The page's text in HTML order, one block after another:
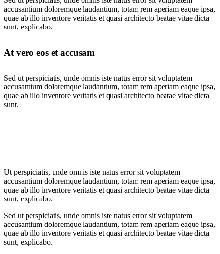
accusantium doloremque laudantium, totam rem aperiam eaque ipsa,
quae ab illo inventore veritatis et quasi architecto beatae vitae dicta
sunt, explicabo.
At vero eos et accusam
Sed ut perspiciatis, unde omnis iste natus error sit voluptatem
accusantium doloremque laudantium, totam rem aperiam eaque ipsa,
quae ab illo inventore veritatis et quasi architecto beatae vitae dicta
sunt.
Ut perspiciatis, unde omnis iste natus error sit voluptatem
accusantium doloremque laudantium, totam rem aperiam eaque ipsa,
quae ab illo inventore veritatis et quasi architecto beatae vitae dicta
sunt, explicabo.
Sed ut perspiciatis, unde omnis iste natus error sit voluptatem
accusantium doloremque laudantium, totam rem aperiam eaque ipsa,
quae ab illo inventore veritatis et quasi architecto beatae vitae dicta
sunt, explicabo.